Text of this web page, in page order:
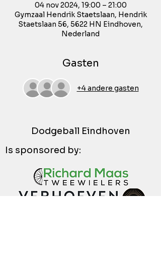
04 nov 2024, 19:00 – 21:00
Gymzaal Hendrik Staetslaan, Hendrik
Staetslaan 56, 5622 HN Eindhoven,
Nederland
Gasten
+4 andere gasten
Dodgeball Eindhoven
Is sponsored by: